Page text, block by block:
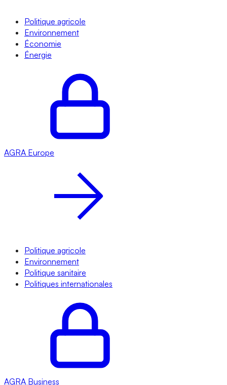
Politique agricole
Environnement
Économie
Énergie
AGRA Europe
Politique agricole
Environnement
Politique sanitaire
Politiques internationales
AGRA Business